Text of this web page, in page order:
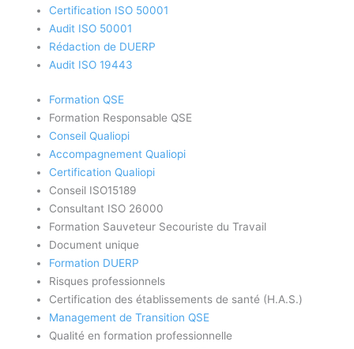
Certification ISO 50001
Audit ISO 50001
Rédaction de DUERP
Audit ISO 19443
Formation QSE
Formation Responsable QSE
Conseil Qualiopi
Accompagnement Qualiopi
Certification Qualiopi
Conseil ISO15189
Consultant ISO 26000
Formation Sauveteur Secouriste du Travail
Document unique
Formation DUERP
Risques professionnels
Certification des établissements de santé (H.A.S.)
Management de Transition QSE
Qualité en formation professionnelle